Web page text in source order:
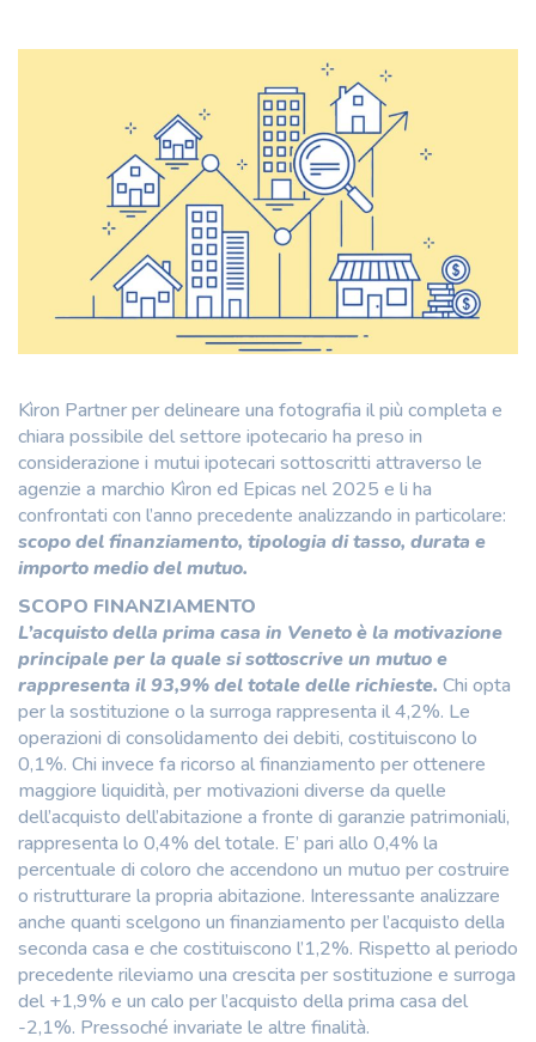
Kìron Partner per delineare una fotografia il più completa e
chiara possibile del settore ipotecario ha preso in
considerazione i mutui ipotecari sottoscritti attraverso le
agenzie a marchio Kìron ed Epicas nel 2025 e li ha
confrontati con l’anno precedente analizzando in particolare:
scopo del finanziamento, tipologia di tasso, durata e
importo medio del mutuo.
SCOPO FINANZIAMENTO
L’acquisto della prima casa in Veneto è la motivazione
principale per la quale si sottoscrive un mutuo e
rappresenta il 93,9% del totale delle richieste. Chi opta
per la sostituzione o la surroga rappresenta il 4,2%. Le
operazioni di consolidamento dei debiti, costituiscono lo
0,1%. Chi invece fa ricorso al finanziamento per ottenere
maggiore liquidità, per motivazioni diverse da quelle
dell’acquisto dell’abitazione a fronte di garanzie patrimoniali,
rappresenta lo 0,4% del totale. E’ pari allo 0,4% la
percentuale di coloro che accendono un mutuo per costruire
o ristrutturare la propria abitazione. Interessante analizzare
anche quanti scelgono un finanziamento per l’acquisto della
seconda casa e che costituiscono l’1,2%. Rispetto al periodo
precedente rileviamo una crescita per sostituzione e surroga
del +1,9% e un calo per l’acquisto della prima casa del
-2,1%. Pressoché invariate le altre finalità.